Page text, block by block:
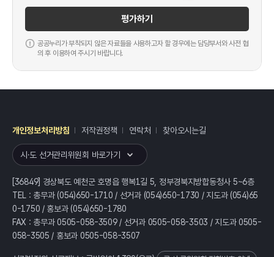
평가하기
공공누리가 부착되지 않은 자료들을 사용하고자 할 경우에는 담당부서와 사전 협
의 후 이용하여 주시기 바랍니다.
개인정보처리방침 저작권정책 연락처 찾아오시는길
시·도 선거관리위원회 바로가기
[36849] 경상북도 예천군 호명읍 행복1길 5, 정부경북지방합동청사 5~6층
TEL : 총무과 (054)650-1710 / 선거과 (054)650-1730 / 지도과 (054)65
0-1750 / 홍보과 (054)650-1780
FAX : 총무과 0505-058-3509 / 선거과 0505-058-3503 / 지도과 0505-
058-3505 / 홍보과 0505-058-3507